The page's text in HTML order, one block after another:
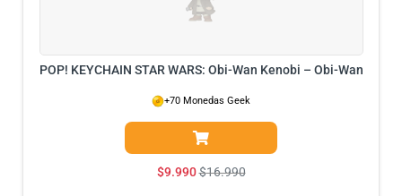
POP! KEYCHAIN STAR WARS: Obi-Wan Kenobi – Obi-Wan
$9.990$16.990
+70 Monedas Geek